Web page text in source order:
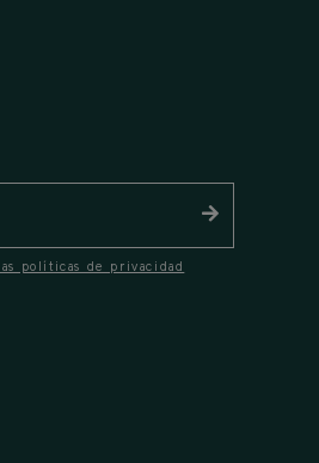
las políticas de privacidad